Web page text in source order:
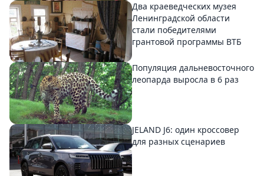
Два краеведческих музея
Ленинградской области
стали победителями
грантовой программы ВТБ
Популяция дальневосточного
леопарда выросла в 6 раз
JELAND J6: один кроссовер
для разных сценариев